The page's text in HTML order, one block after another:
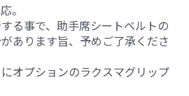
。
る事で、助手席シートベルトの
あります旨、予めご了承くださ
オプションのラクスマグリップ